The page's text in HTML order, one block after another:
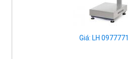
Giá: LH